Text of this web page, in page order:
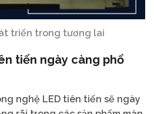
triển trong tương lai
tiến ngày càng phổ
nghệ LED tiên tiến sẽ ngày